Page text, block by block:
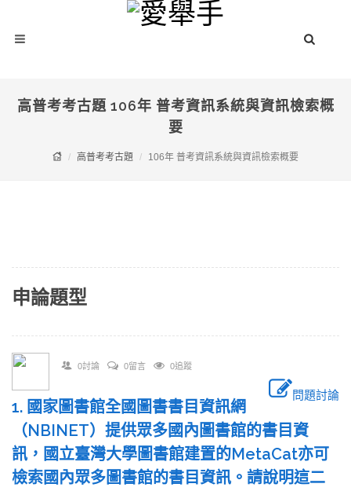
高普考考古題 106年 普考資訊系統與資訊檢索概
要
高普考考古題 106年 普考資訊系統與資訊檢索概要
申論題型
0討論 0留言 0追蹤
問題討論
1. 國家圖書館全國圖書書目資訊網
（NBINET）提供眾多國內圖書館的書目資
訊，國立臺灣大學圖書館建置的MetaCat亦可
檢索國內眾多圖書館的書目資訊。請說明這二